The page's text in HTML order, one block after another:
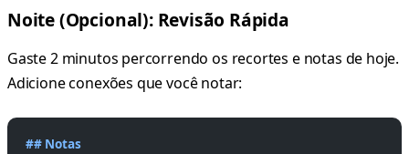
Noite (Opcional): Revisão Rápida
Gaste 2 minutos percorrendo os recortes e notas de hoje.
Adicione conexões que você notar:
## Notas